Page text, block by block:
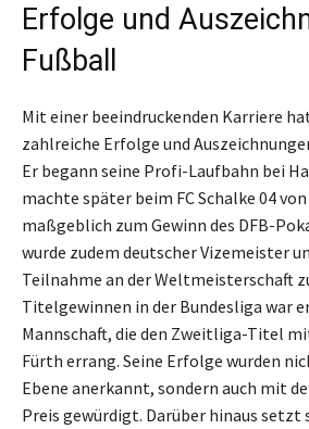
Erfolge und
Fußball
Mit einer beeindruckenden Karriere
zahlreiche Erfolge und
Er begann seine Profi-Laufbahn bei
machte später beim FC Schalke 04
maßgeblich zum Gewinn des DFB-
wurde zudem deutscher Vizemeister
Teilnahme an der Weltmeisterschaft
Titelgewinnen in der Bundesliga war
Mannschaft, die den Zweitliga-Titel
Fürth errang. Seine Erfolge wurden
Ebene anerkannt, sondern auch mit
Preis gewürdigt. Darüber hinaus setzt